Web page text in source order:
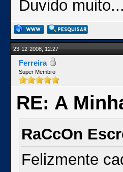
Duvido muito...
23-12-2008, 12:27
Ferreira
Super Membro
RE: A
RaCcOn
Felizmente